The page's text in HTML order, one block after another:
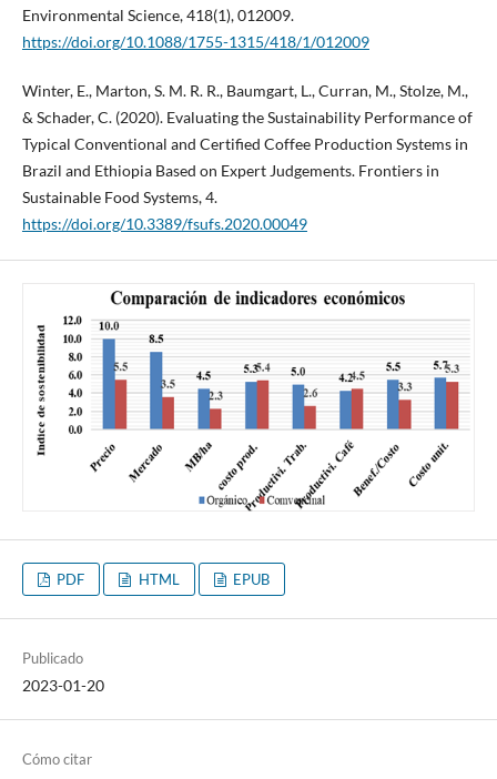
Environmental Science, 418(1), 012009.
https://doi.org/10.1088/1755-1315/418/1/012009
Winter, E., Marton, S. M. R. R., Baumgart, L., Curran, M., Stolze, M.,
& Schader, C. (2020). Evaluating the Sustainability Performance of
Typical Conventional and Certified Coffee Production Systems in
Brazil and Ethiopia Based on Expert Judgements. Frontiers in
Sustainable Food Systems, 4.
https://doi.org/10.3389/fsufs.2020.00049
PDF HTML EPUB
Publicado
2023-01-20
Cómo citar